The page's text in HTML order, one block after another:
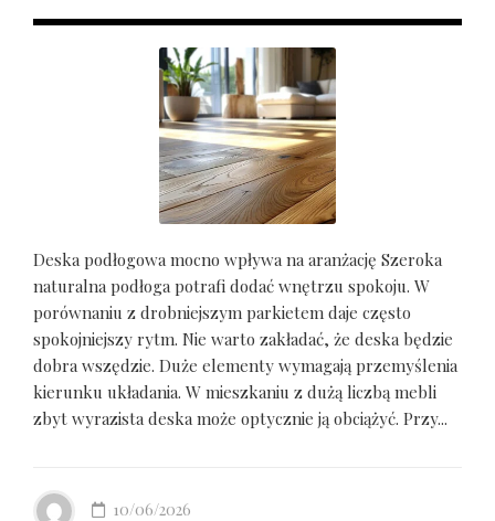
Deska podłogowa mocno wpływa na aranżację Szeroka
naturalna podłoga potrafi dodać wnętrzu spokoju. W
porównaniu z drobniejszym parkietem daje często
spokojniejszy rytm. Nie warto zakładać, że deska będzie
dobra wszędzie. Duże elementy wymagają przemyślenia
kierunku układania. W mieszkaniu z dużą liczbą mebli
zbyt wyrazista deska może optycznie ją obciążyć. Przy...
10/06/2026